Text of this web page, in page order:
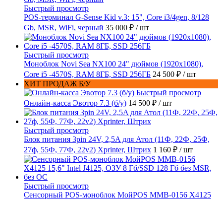
Быстрый просмотр
POS-терминал G-Sense Kid v.3: 15", Core i3/4gen, 8/128
Gb, MSR, WiFi, черный 35 000 ₽ / шт
Быстрый просмотр
Моноблок Novi Sea NX100 24" дюймов (1920x1080),
Core i5 -4570S, RAM 8ГБ, SSD 256ГБ 24 500 ₽ / шт
ХИТ ПРОДАЖ Б/У
Быстрый просмотр
Онлайн-касса Эвотор 7.3 (б/у) 14 500 ₽ / шт
Быстрый просмотр
Блок питания 3pin 24V, 2,5A для Атол (11Ф, 22Ф, 25Ф,
27ф, 55Ф, 77Ф, 22v2) Xprinter, Штрих 1 160 ₽ / шт
Быстрый просмотр
Сенсорный POS-моноблок МойPOS MMB-0156 X4125